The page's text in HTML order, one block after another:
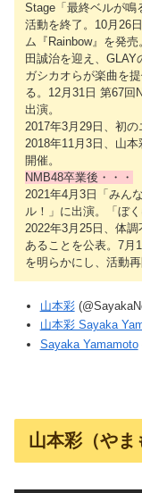
Stage「最終ベルが鳴
活動を終了。10月26
ム『Rainbow』を発
田誠治を迎え、GLAY
ガシカオらが楽曲を
る。12月31日 第67回
出演。
2017年3月29日、初
2018年11月3日、山
開催。
NMB48卒業後・・・
2021年4月3日「みん
ル！」に出演。「ぼ
2022年3月25日、体
あることを公表。7月
を明らかにし、活動再
山本彩
山本彩 Sayaka
Sayaka Yamamoto
山本彩（や